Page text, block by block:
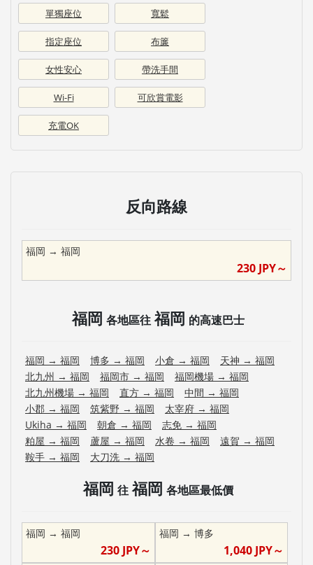
單獨座位 寬鬆
指定座位 布簾
女性安心 帶洗手間
Wi-Fi 可欣賞電影
充電OK
反向路線
福岡 → 福岡
230 JPY～
福岡 各地區往 福岡 的高速巴士
福岡 → 福岡 博多 → 福岡 小倉 → 福岡 天神 → 福岡
北九州 → 福岡 福岡市 → 福岡 福岡機場 → 福岡
北九州機場 → 福岡 直方 → 福岡 中間 → 福岡
小郡 → 福岡 筑紫野 → 福岡 太宰府 → 福岡
Ukiha → 福岡 朝倉 → 福岡 志免 → 福岡
粕屋 → 福岡 蘆屋 → 福岡 水卷 → 福岡 遠賀 → 福岡
鞍手 → 福岡 大刀洗 → 福岡
福岡 往 福岡 各地區最低價
福岡 → 福岡
230JPY～
福岡 → 博多
1,040 JPY～